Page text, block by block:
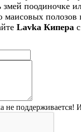
змей поодиночке
маисовых
Lavka Кипера
не поддерживается!